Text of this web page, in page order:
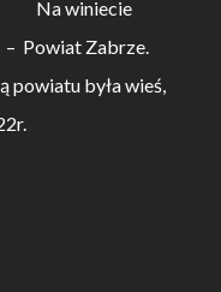
Na winiecie
Powiat Zabrze.
powiatu była wieś,